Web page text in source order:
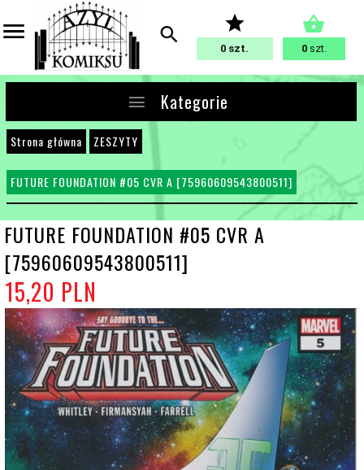
0 0 szt.
Kategorie
Strona główna ZESZYTY
FUTURE FOUNDATION #05 CVR A [75960609543800511]
FUTURE FOUNDATION #05 CVR A
[75960609543800511]
15,20 PLN